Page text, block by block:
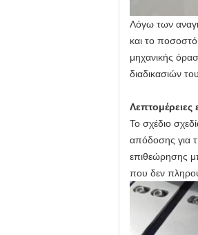
Λόγω των
και το
μηχανικής
διαδικασιών
Το σχέδιο
απόδοσης για
επιθεώρησης
που δεν